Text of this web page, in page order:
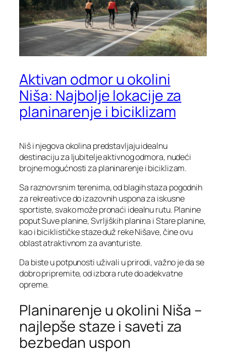
Aktivan odmor u okolini
Niša: Najbolje lokacije za
planinarenje i biciklizam
Niš i njegova okolina predstavljaju idealnu
destinaciju za ljubitelje aktivnog odmora, nudeći
brojne mogućnosti za planinarenje i biciklizam.
Sa raznovrsnim terenima, od blagih staza pogodnih
za rekreativce do izazovnih uspona za iskusne
sportiste, svako može pronaći idealnu rutu. Planine
poput Suve planine, Svrljiških planina i Stare planine,
kao i biciklističke staze duž reke Nišave, čine ovu
oblast atraktivnom za avanturiste.
Da biste u potpunosti uživali u prirodi, važno je da se
dobro pripremite, od izbora rute do adekvatne
opreme.
Planinarenje u okolini Niša –
najlepše staze i saveti za
bezbedan uspon